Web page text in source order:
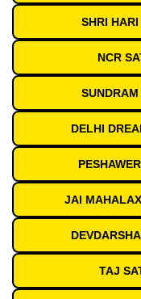
SHRI
NCR
DELHI
JAI
TAJ